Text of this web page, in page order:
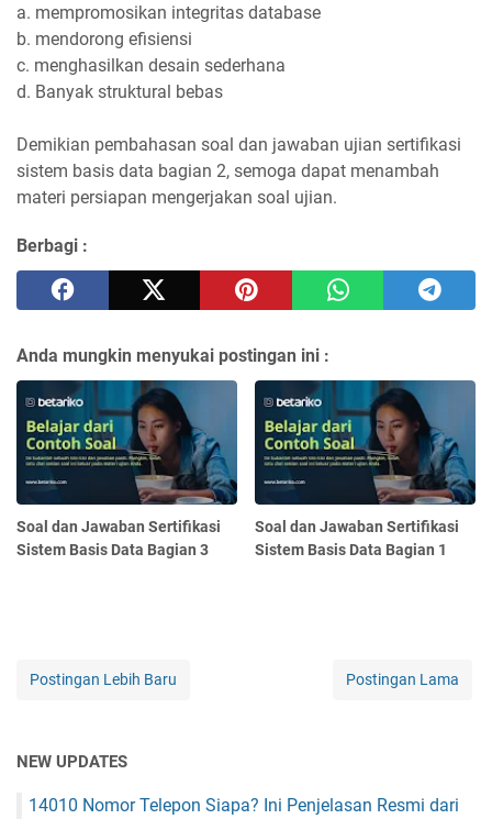
a. mempromosikan integritas database
b. mendorong efisiensi
c. menghasilkan desain sederhana
d. Banyak struktural bebas
Demikian pembahasan soal dan jawaban ujian sertifikasi
sistem basis data bagian 2, semoga dapat menambah
materi persiapan mengerjakan soal ujian.
Berbagi :
Anda mungkin menyukai postingan ini :
Soal dan Jawaban Sertifikasi
Sistem Basis Data Bagian 3
Soal dan Jawaban Sertifikasi
Sistem Basis Data Bagian 1
Postingan Lebih Baru Postingan Lama
NEW UPDATES
14010 Nomor Telepon Siapa? Ini Penjelasan Resmi dari